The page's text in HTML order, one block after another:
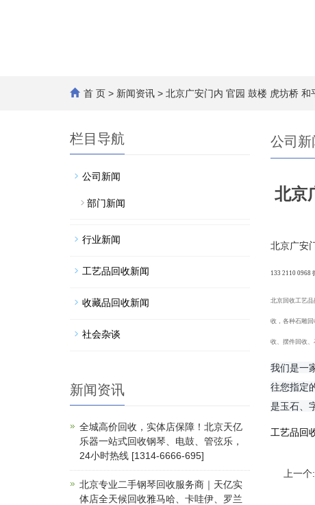
首 页 > 新闻资讯 > 北京广安门内 官园 鼓楼 虎坊桥
公司新
北京
北京广安
133 2110 0968
北京回收工艺品
收，各种石雕
收、摆件回收
我们是一
往您指定
是玉石、
工艺品回
上一个:
栏目导航
公司新闻
部门新闻
行业新闻
工艺品回收新闻
收藏品回收新闻
社会杂谈
新闻资讯
全城高价回收，实体店保障！北京天亿
乐器一站式回收钢琴、电鼓、管弦乐，
24小时热线 [1314-6666-695]
北京专业二手钢琴回收服务商｜天亿实
体店全天候回收雅马哈、卡哇伊、罗兰